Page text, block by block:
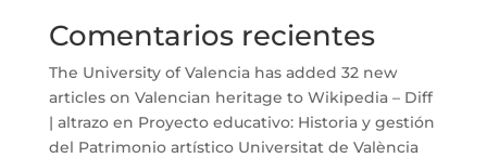
Comentarios recientes
The University of Valencia has added 32 new
articles on Valencian heritage to Wikipedia – Diff
| altrazoen Proyecto educativo: Historia y gestión
del Patrimonio artístico Universitat de València